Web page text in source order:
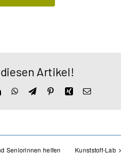
Artikel!
LinkedInWhatsApp
TelegramPinterestXingE-
Seniorinnen helfen Kunststoff-Lab